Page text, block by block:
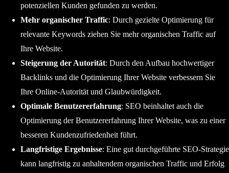
potenziellen Kunden gefunden zu werden.
Mehr organischer Traffic: Durch gezielte Optimierung für
relevante Keywords ziehen Sie mehr organischen Traffic auf
Ihre Website.
Steigerung der Autorität: Durch den Aufbau hochwertiger
Backlinks und die Optimierung Ihrer Website verbessern Sie
Ihre Online-Autorität und Glaubwürdigkeit.
Optimale Benutzererfahrung: SEO beinhaltet auch die
Optimierung der Benutzererfahrung Ihrer Website, was zu einer
besseren Kundenzufriedenheit führt.
Langfristige Ergebnisse: Eine gut durchgeführte SEO-Strategie
kann langfristig zu anhaltendem organischen Traffic und Erfolg